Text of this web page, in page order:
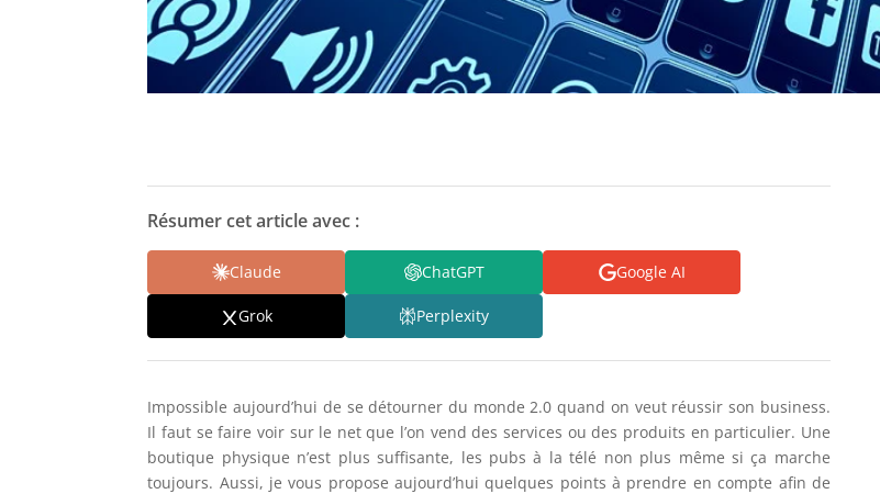
Résumer cet article avec :
Claude ChatGPT Google AI
Grok Perplexity
Impossible aujourd’hui de se détourner du monde 2.0 quand on veut réussir son business.
Il faut se faire voir sur le net que l’on vend des services ou des produits en particulier. Une
boutique physique n’est plus suffisante, les pubs à la télé non plus même si ça marche
toujours. Aussi, je vous propose aujourd’hui quelques points à prendre en compte afin de